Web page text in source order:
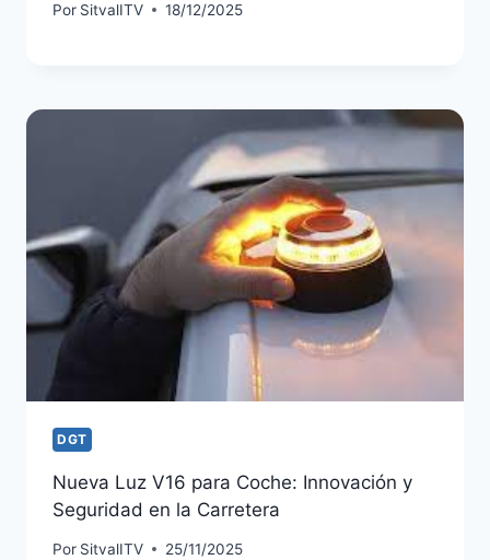
Por SitvalITV 18/12/2025
DGT
Nueva Luz V16 para Coche: Innovación y
Seguridad en la Carretera
Por SitvalITV 25/11/2025